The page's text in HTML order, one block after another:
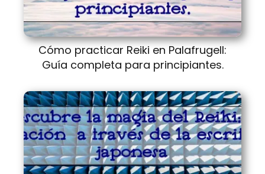
Cómo practicar Reiki en Palafrugell:
Guía completa para principiantes.